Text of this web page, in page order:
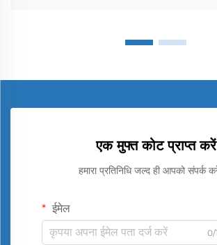
एक मुफ्त कोट प्राप्त करें
हमारा प्रतिनिधि जल्द ही आपको संपर्क
ईमेल
0/